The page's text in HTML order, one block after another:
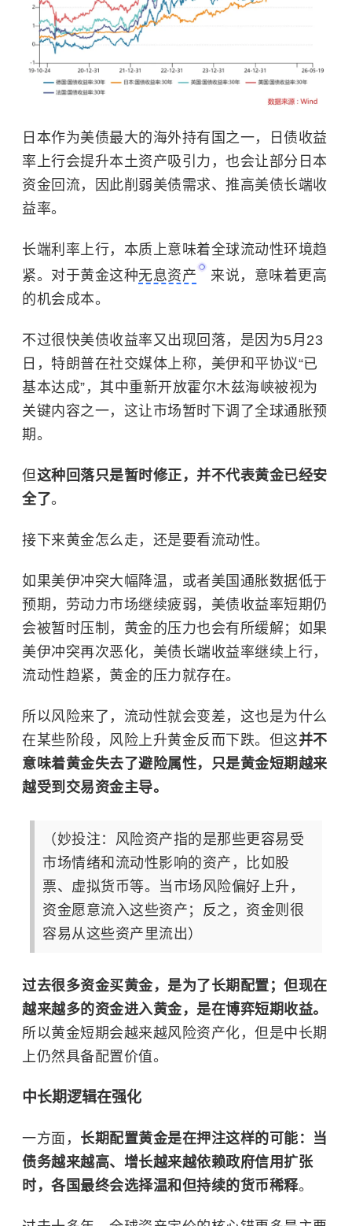
日本作为美债最大的海外持有国之一，日债收益
率上行会提升本土资产吸引力，也会让部分日本
资金回流，因此削弱美债需求、推高美债长端收
益率。
长端利率上行，本质上意味着全球流动性环境趋
紧。对于黄金这种无息资产
来说，意味着更高
的机会成本。
不过很快美债收益率又出现回落，是因为5月23
日，特朗普在社交媒体上称，美伊和平协议“已
基本达成”，其中重新开放霍尔木兹海峡被视为
关键内容之一，这让市场暂时下调了全球通胀预
期。
但这种回落只是暂时修正，并不代表黄金已经安
全了。
接下来黄金怎么走，还是要看流动性。
如果美伊冲突大幅降温，或者美国通胀数据低于
预期，劳动力市场继续疲弱，美债收益率短期仍
会被暂时压制，黄金的压力也会有所缓解；如果
美伊冲突再次恶化，美债长端收益率继续上行，
流动性趋紧，黄金的压力就存在。
所以风险来了，流动性就会变差，这也是为什么
在某些阶段，风险上升黄金反而下跌。但这并不
意味着黄金失去了避险属性，只是黄金短期越来
越受到交易资金主导。
（妙投注：风险资产指的是那些更容易受
市场情绪和流动性影响的资产，比如股
票、虚拟货币等。当市场风险偏好上升，
资金愿意流入这些资产；反之，资金则很
容易从这些资产里流出）
过去很多资金买黄金，是为了长期配置；但现在
越来越多的资金进入黄金，是在博弈短期收益。
所以黄金短期会越来越风险资产化，但是中长期
上仍然具备配置价值。
中长期逻辑在强化
一方面， 长期配置黄金是在押注这样的可能：当
债务越来越高、增长越来越依赖政府信用扩张
时，各国最终会选择温和但持续的货币稀释。